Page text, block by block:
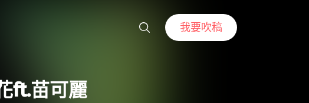
我要吹稿
ft.苗可麗